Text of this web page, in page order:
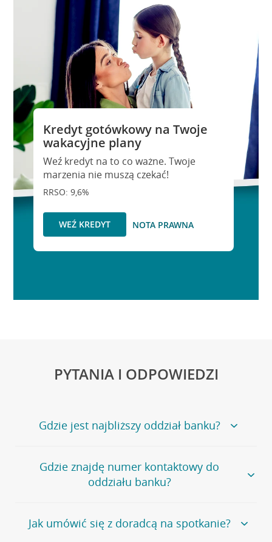
Kredyt gotówkowy na Twoje
wakacyjne plany
Weź kredyt na to co ważne. Twoje
marzenia nie muszą czekać!
RRSO: 9,6%
WEŹ KREDYT NOTA PRAWNA
PYTANIA I ODPOWIEDZI
Gdzie jest najbliższy oddział banku?
Jeśli szukasz oddziału naszego banku, zapraszamy na
stronęPlacówki i bankomaty, na której znajduje się
wygodna wyszukiwarka.
oddziałów
Gdzie znajdę numer kontaktowy do
oddziału banku?
Bank Credit Agricole nie udostępnia ogólnego numeru
telefonu do placówki bankowej.
Jak umówić się z doradcą na spotkanie?